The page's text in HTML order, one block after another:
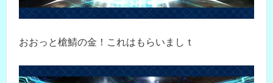
おおっと槍鯖の金！これはもらいましｔ